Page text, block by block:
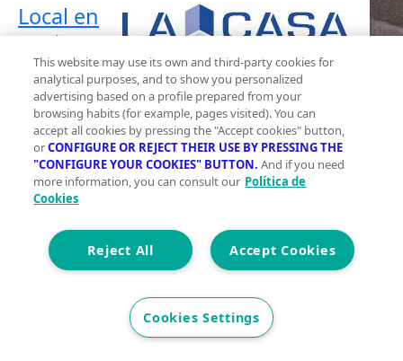
Local en
venta en
avenida
Maurice
Ravel
Etorbidea,
Bilbao,
Vizcaya
ascensor
29 m
Construidos
0
This website may use its own and third-party cookies for
analytical purposes, and to show you personalized
advertising based on a profile prepared from your
browsing habits (for example, pages visited). You can
accept all cookies by pressing the "Accept cookies" button,
orCONFIGURE OR REJECT THEIR USE BY PRESSING THE
"CONFIGURE YOUR COOKIES" BUTTON. And if you need
more information, you can consult our Política de
Cookies
Accept Cookies
Reject All
Cookies Settings